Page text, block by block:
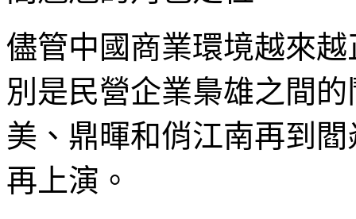
儘管中國商業環境越來
別是民營企業梟雄之間
美、鼎暉和俏江南再到
再上演。